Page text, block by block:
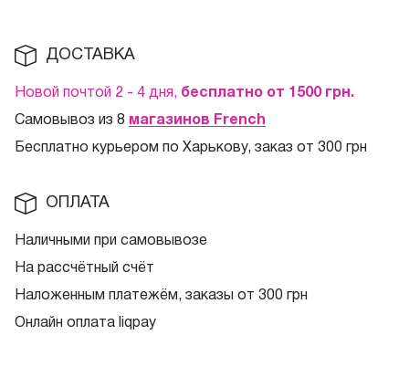
ДОСТАВКА
Новой почтой 2 - 4 дня, бесплатно от 1500 грн.
Самовывоз из 8 магазинов French
Бесплатно курьером по Харькову, заказ от 300 грн
ОПЛАТА
Наличными при самовывозе
На рассчётный счёт
Наложенным платежём, заказы от 300 грн
Онлайн оплата liqpay